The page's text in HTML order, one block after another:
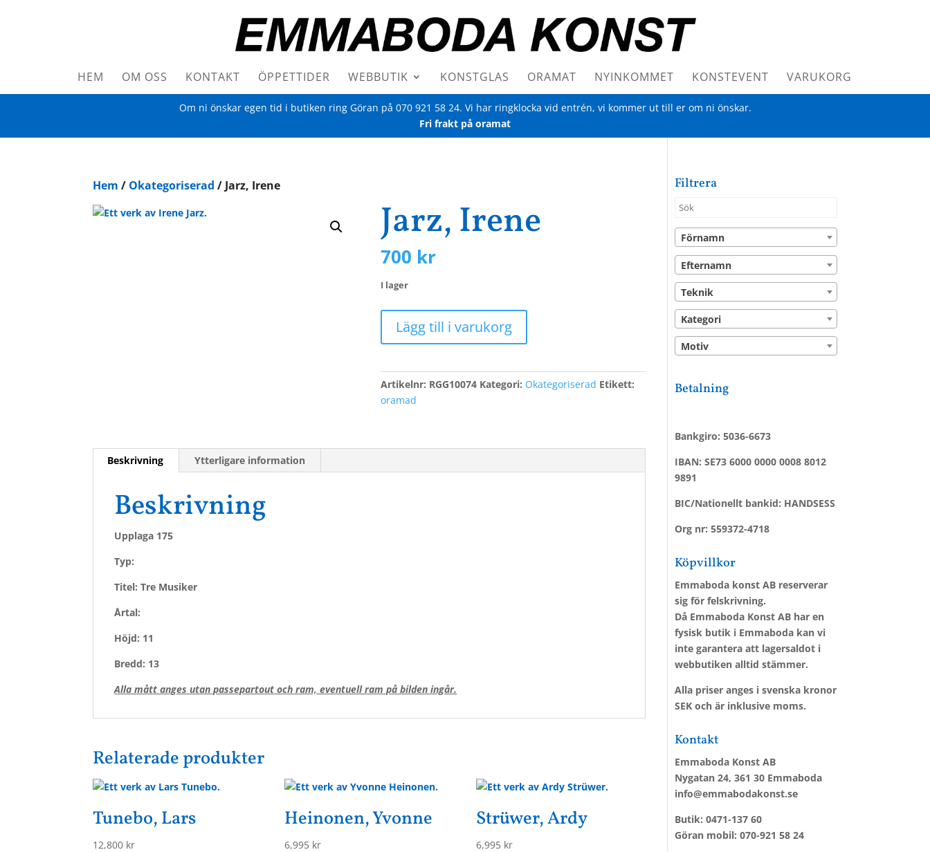
HEM OM OSS KONTAKT ÖPPETTIDER WEBBUTIK KONSTGLAS ORAMAT NYINKOMMET KONSTEVENT VARUKORG
Om ni önskar egen tid i butiken ring Göran på 070 921 58 24. Vi har ringklocka vid entrén, vi kommer ut till er om ni önskar.
Fri frakt på oramat
Hem / Okategoriserad / Jarz, Irene
Jarz, Irene
700 kr
I lager
Irene
mängd
Lägg till i varukorg
Artikelnr: RGG10074 Kategori: Okategoriserad Etikett:
oramad
Beskrivning Ytterligare information
Beskrivning
Upplaga 175
Typ:
Titel: Tre Musiker
Årtal:
Höjd: 11
Bredd: 13
Alla mått anges utan passepartout och ram, eventuell ram på bilden ingår.
Relaterade produkter
Tunebo, Lars
12,800 kr
Heinonen, Yvonne
6,995 kr
Strüwer, Ardy
6,995 kr
Filtrera
Förnamn
Efternamn
Teknik
Kategori
Motiv
Betalning
Bankgiro: 5036-6673
IBAN: SE73 6000 0000 0008 8012
9891
BIC/Nationellt bankid: HANDSESS
Org nr: 559372-4718
Köpvillkor
Emmaboda konst AB reserverar
sig för felskrivning.
Då Emmaboda Konst AB har en
fysisk butik i Emmaboda kan vi
inte garantera att lagersaldot i
webbutiken alltid stämmer.
Alla priser anges i svenska kronor
SEK och är inklusive moms.
Kontakt
Emmaboda Konst AB
Nygatan 24, 361 30 Emmaboda
info@emmabodakonst.se
Butik: 0471-137 60
Göran mobil: 070-921 58 24